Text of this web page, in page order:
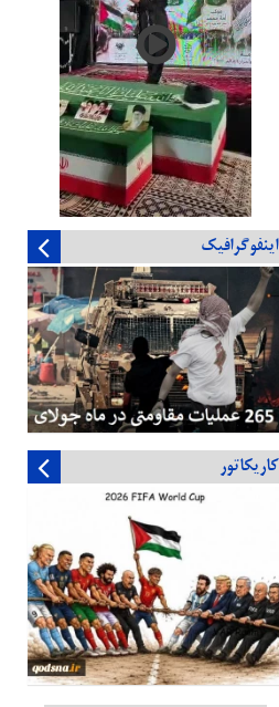
اینفوگرافیک
کاریکاتور